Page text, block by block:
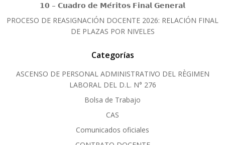
𝟭𝟬 – 𝗖𝘂𝗮𝗱𝗿𝗼 𝗱𝗲 𝗠𝗲́𝗿𝗶𝘁𝗼𝘀 𝗙𝗶𝗻𝗮𝗹 𝗚𝗲𝗻𝗲𝗿𝗮𝗹
PROCESO DE REASIGNACIÓN DOCENTE 2026: RELACIÓN FINAL
DE PLAZAS POR NIVELES
Categorías
ASCENSO DE PERSONAL ADMINISTRATIVO DEL RÈGIMEN
LABORAL DEL D.L. N° 276
Bolsa de Trabajo
CAS
Comunicados oficiales